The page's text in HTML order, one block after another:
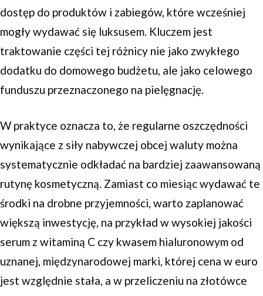
dostęp do produktów i zabiegów, które wcześniej
mogły wydawać się luksusem. Kluczem jest
traktowanie części tej różnicy nie jako zwykłego
dodatku do domowego budżetu, ale jako celowego
funduszu przeznaczonego na pielęgnację.
W praktyce oznacza to, że regularne oszczędności
wynikające z siły nabywczej obcej waluty można
systematycznie odkładać na bardziej zaawansowaną
rutynę kosmetyczną. Zamiast co miesiąc wydawać te
środki na drobne przyjemności, warto zaplanować
większą inwestycję, na przykład w wysokiej jakości
serum z witaminą C czy kwasem hialuronowym od
uznanej, międzynarodowej marki, której cena w euro
jest względnie stała, a w przeliczeniu na złotówce